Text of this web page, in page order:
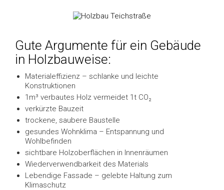
Gute Argumente für ein Gebäude
in Holzbauweise:
Materialeffizienz – schlanke und leichte
Konstruktionen
1m³ verbautes Holz vermeidet 1t CO₂
verkürzte Bauzeit
trockene, saubere Baustelle
gesundes Wohnklima – Entspannung und
Wohlbefinden
sichtbare Holzoberflächen in Innenräumen
Wiederverwendbarkeit des Materials
Lebendige Fassade – gelebte Haltung zum
Klimaschutz